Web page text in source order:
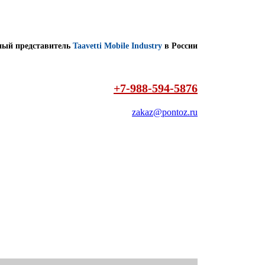
представитель Taavetti Mobile Industry в России
+7-988-594-5876
zakaz@pontoz.ru